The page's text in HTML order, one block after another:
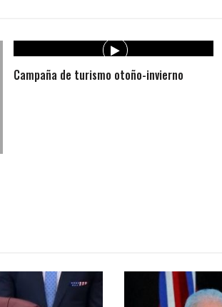
Campaña de turismo otoño-invierno